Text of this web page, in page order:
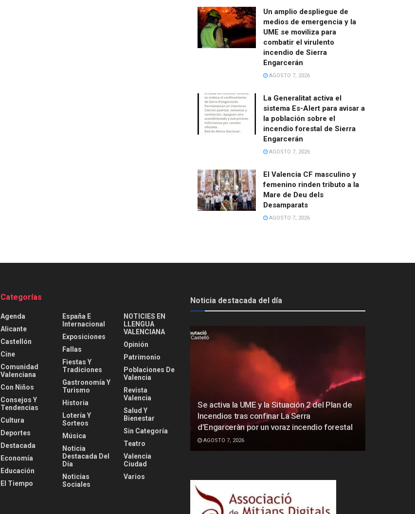
Un amplio despliegue de
medios de emergencia y la
UME se moviliza para
combatir el virulento
incendio de Sierra
Engarcerán
AGOSTO 7, 2026
La Generalitat activa el
sistema Es-Alert para avisar a
la población sobre el
incendio forestal de Sierra
Engarcerán
AGOSTO 7, 2026
El Valencia CF masculino y
femenino rinden tributo a la
Mare de Deu dels
Desamparats
AGOSTO 7, 2026
Categorías
Agenda
Alicante
Castellón
Cine
Comunidad
Valenciana
Con Niños
Consejos Y
Tendencias
Cultura
Deportes
Destacada
Economía
Educación
El Tiempo
España E
Internacional
Exposiciones
Fallas
Fiestas Y
Tradiciones
Gastronomía Y
Turismo
Historia
Lotería Y
Sorteos
Música
Noticia
Destacada Del
Día
Noticias
Sociales
NOTICIES EN
LLENGUA
VALENCIANA
Opinión
Patrimonio
Poblaciones De
Valencia
Revista
Valencia
Salud Y
Bienestar
Sin Categoría
Teatro
Valencia
Ciudad
Varios
Noticia destacada del día
Se activa la UME y la Situación 2 del Plan de
Incendios tras confinar La Serra
d’Engarceràn por un voraz incendio forestal
AGOSTO 7, 2026